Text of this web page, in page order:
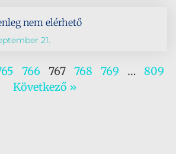
nem elérhető
21.
766 767 768 769 …
809
Következő »